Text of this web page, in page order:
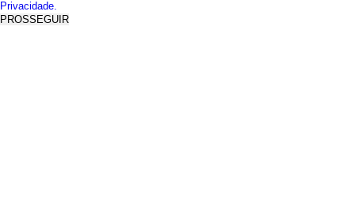
Privacidade.
PROSSEGUIR